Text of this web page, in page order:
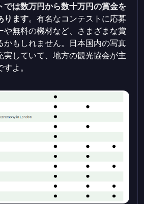
では数万円から数十万円の賞金を
ります。有名なコンテストに応募
や無料の機材など、さまざまな賞
かもしれません。日本国内の写真
実していて、地方の観光協会が主
よ。